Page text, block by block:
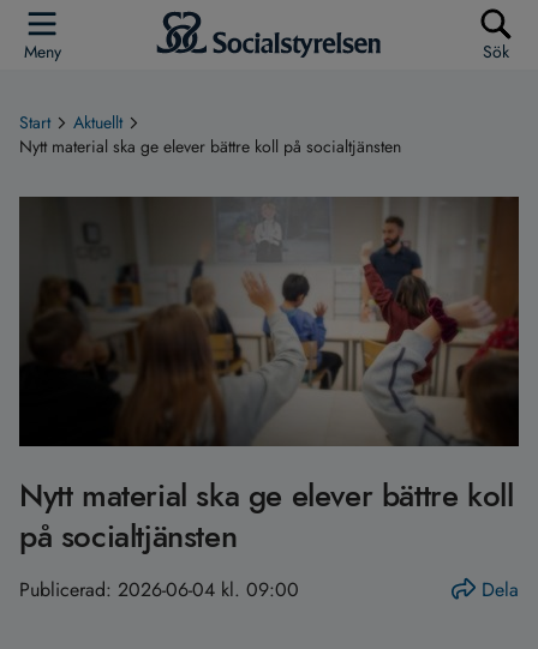
Meny Sök
Start
Aktuellt
Nytt material ska ge elever bättre koll på socialtjänsten
Nytt material ska ge elever bättre koll
på socialtjänsten
Publicerad: 2026-06-04 kl. 09:00 Dela